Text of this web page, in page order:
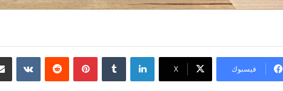
فيسبوك X
لينكدإن بينتيريست